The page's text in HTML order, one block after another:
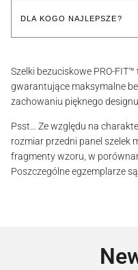
DLA KOGO NAJLEPSZE?
Szelki bezuciskowe PRO-
gwarantujące maksymalne
zachowaniu pięknego
Psst… Ze względu na
rozmiar przedni panel szelek
fragmenty wzoru, w
Poszczególne egzemplarze